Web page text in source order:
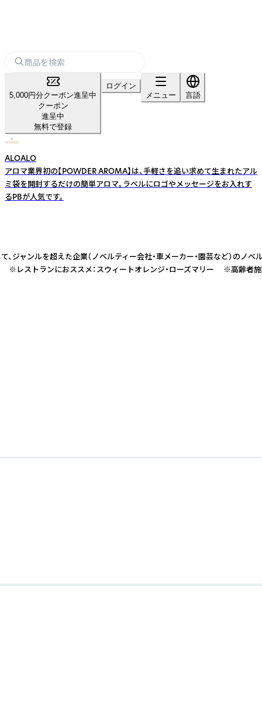
5,000円分クーポン進呈中
クーポン
進呈中
無料で登録
ログイン
メニュー
言語
ALOALO
アロマ業界初の【POWDER AROMA】は、手軽さを追い求めて生まれたアル
ミ袋を開封するだけの簡単アロマ。ラベルにロゴやメッセージをお入れす
るPBが人気です。
ンルを超えた企業（ノベルティー会社・車メーカー・園芸など
レストランにおススメ：スウィートオレンジ・ローズマリー ※高